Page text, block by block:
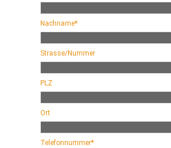
Nachname*
Strasse/Nummer
PLZ
Ort
Telefonnummer*